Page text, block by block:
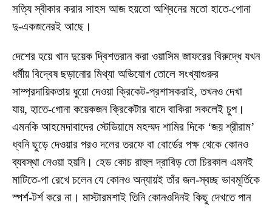
সত্যি স্বীকার করার সাহস আজ হয়তো অশ্বিনের মতো হাতে-গোনা
দু-একজনেরই আছে।
দেশের হয়ে খান দুয়েক দ্বিশতরান করা ওয়াসিম জাফরের বিরুদ্ধে যখন
ধর্মীয় বিদ্বেষ ছড়ানোর মিথ্যা অভিযোগ তোলে সংখ্যাগুরুর
সাম্প্রদায়িকতায় ধুয়ো দেওয়া ক্রিকেট-প্রশাসকরাই, তখনও দেখা
যায়, হাতে-গোনা কয়েকজন ক্রিকেটার বাদে বাকিরা সকলেই চুপ।
এমনকি আহমেদাবাদের স্টেডিয়ামে মহম্মদ শামির দিকে ‘জয় শ্রীরাম’
ধ্বনি ছুড়ে দেওয়ার পরও দলের তরফে বা বোর্ডের পক্ষ থেকে কোনও
ব্যবস্থা নেওয়া হয়নি। হেড কোচ রাহুল দ্রাবিড় তো চিরকাল এমনই
মাটিতে-পা রেখে চলেন যে কোনও অন্যায়ই তাঁর জল-স্বচ্ছ ভাবমূর্তিকে
স্পর্শ-টর্শ করে না। মাস্টারমশাই তিনি কোনওদিনই কিছু দেখতে পান